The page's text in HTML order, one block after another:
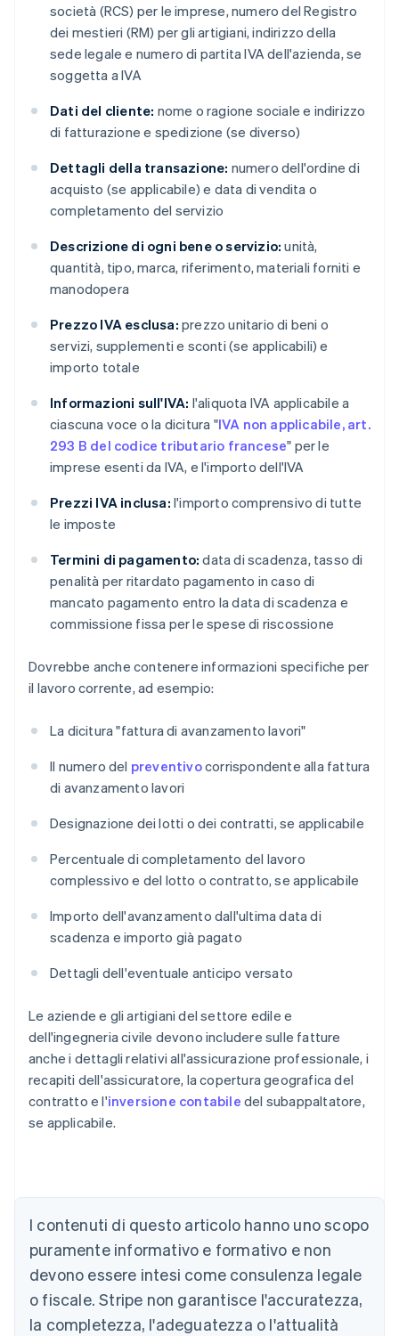
società (RCS) per le imprese, numero del Registro
dei mestieri (RM) per gli artigiani, indirizzo della
sede legale e numero di partita IVA dell'azienda, se
soggetta a IVA
Dati del cliente: nome o ragione sociale e indirizzo
di fatturazione e spedizione (se diverso)
Dettagli della transazione: numero dell'ordine di
acquisto (se applicabile) e data di vendita o
completamento del servizio
Descrizione di ogni bene o servizio: unità,
quantità, tipo, marca, riferimento, materiali forniti e
manodopera
Prezzo IVA esclusa: prezzo unitario di beni o
servizi, supplementi e sconti (se applicabili) e
importo totale
Informazioni sull'IVA: l'aliquota IVA applicabile a
ciascuna voce o la dicitura "IVA non applicabile, art.
293 B del codice tributario francese" per le
imprese esenti da IVA, e l'importo dell'IVA
Prezzi IVA inclusa: l'importo comprensivo di tutte
le imposte
Termini di pagamento: data di scadenza, tasso di
penalità per ritardato pagamento in caso di
mancato pagamento entro la data di scadenza e
commissione fissa per le spese di riscossione
Dovrebbe anche contenere informazioni specifiche per
il lavoro corrente, ad esempio:
La dicitura "fattura di avanzamento lavori"
Il numero del preventivocorrispondente alla fattura
di avanzamento lavori
Designazione dei lotti o dei contratti, se applicabile
Percentuale di completamento del lavoro
complessivo e del lotto o contratto, se applicabile
Importo dell'avanzamento dall'ultima data di
scadenza e importo già pagato
Dettagli dell'eventuale anticipo versato
Le aziende e gli artigiani del settore edile e
dell'ingegneria civile devono includere sulle fatture
anche i dettagli relativi all'assicurazione professionale, i
recapiti dell'assicuratore, la copertura geografica del
contratto e l'inversione contabile del subappaltatore,
se applicabile.
I contenuti di questo articolo hanno uno scopo
puramente informativo e formativo e non
devono essere intesi come consulenza legale
o fiscale. Stripe non garantisce l'accuratezza,
la completezza, l'adeguatezza o l'attualità
English
DeutschEnglish
Belgio
Nederlands Français English
Brasile
PortuguêsEnglish